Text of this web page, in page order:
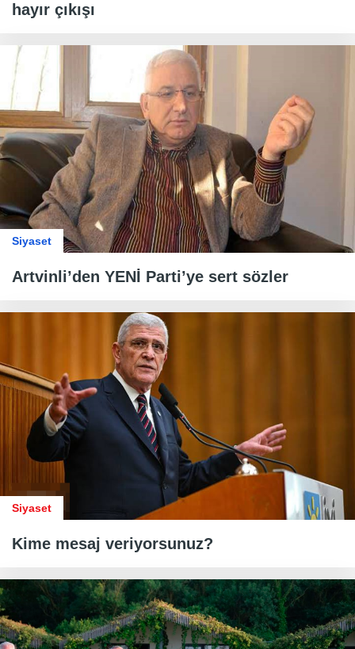
hayır çıkışı
Siyaset
Artvinli’den YENİ Parti’ye sert sözler
Siyaset
Kime mesaj veriyorsunuz?